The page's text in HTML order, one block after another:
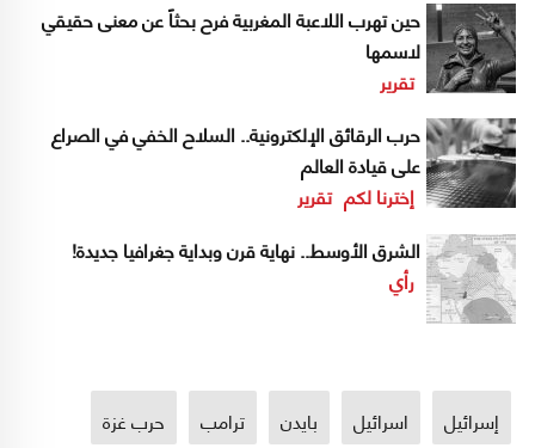
حين تهرب اللاعبة المغربية فرح بحثاً عن معنى حقيقي
لاسمها
تقرير
حرب الرقائق الإلكترونية.. السلاح الخفي في الصراع
على قيادة العالم
إخترنا لكم تقرير
الشرق الأوسط.. نهاية قرن وبداية جغرافيا جديدة!
رأي
إسرائيل اسرائيل بايدن ترامب حرب غزة